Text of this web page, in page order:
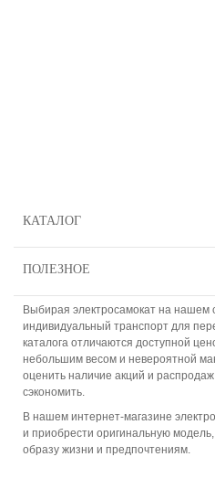
КАТАЛОГ
ПОЛЕЗНОЕ
Выбирая электросамокат на нашем
индивидуальный транспорт для
каталога отличаются доступной
небольшим весом и невероятной
оценить наличие акций и
сэкономить.
В нашем интернет-магазине
и приобрести оригинальную
образу жизни и предпочтениям.